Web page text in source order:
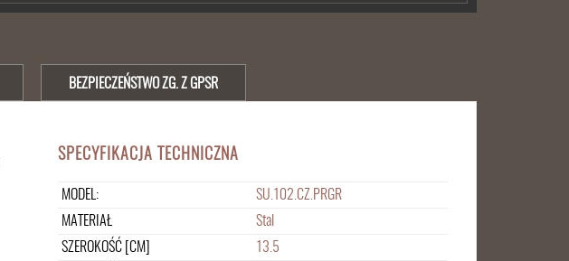
SPECYFIKACJA TECHNICZNA
MODEL:
SU.102.CZ.PRGR
MATERIAŁ
Stal
SZEROKOŚĆ [CM]
13.5
BEZPIECZEŃSTWO ZG. Z GPSR